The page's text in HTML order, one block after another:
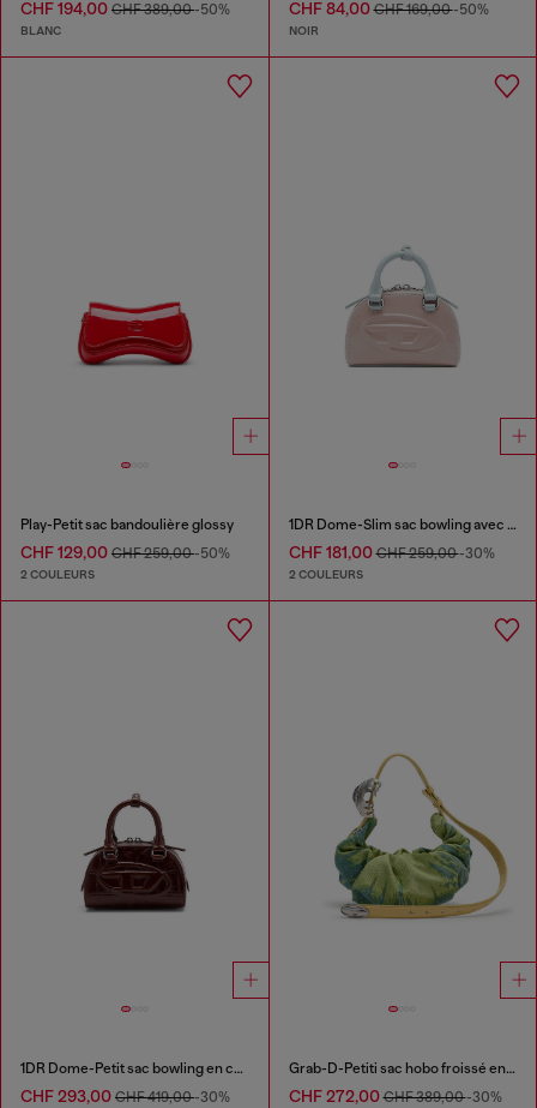
CHF 194,00 CHF 389,00-50%
BLANC
CHF 84,00CHF 169,00-50%
NOIR
Play-Petit sac bandoulière glossy
CHF 129,00 CHF 259,00-50%
2 COULEURS
1DR Dome-Slim sac bowling avec effet naplak
CHF 181,00CHF 259,00-30%
2 COULEURS
1DR Dome-Petit sac bowling en cuir effet croco
CHF 293,00 CHF 419,00-30%
Grab-D-Petiti sac hobo froissé en satin denim
CHF 272,00CHF 389,00-30%